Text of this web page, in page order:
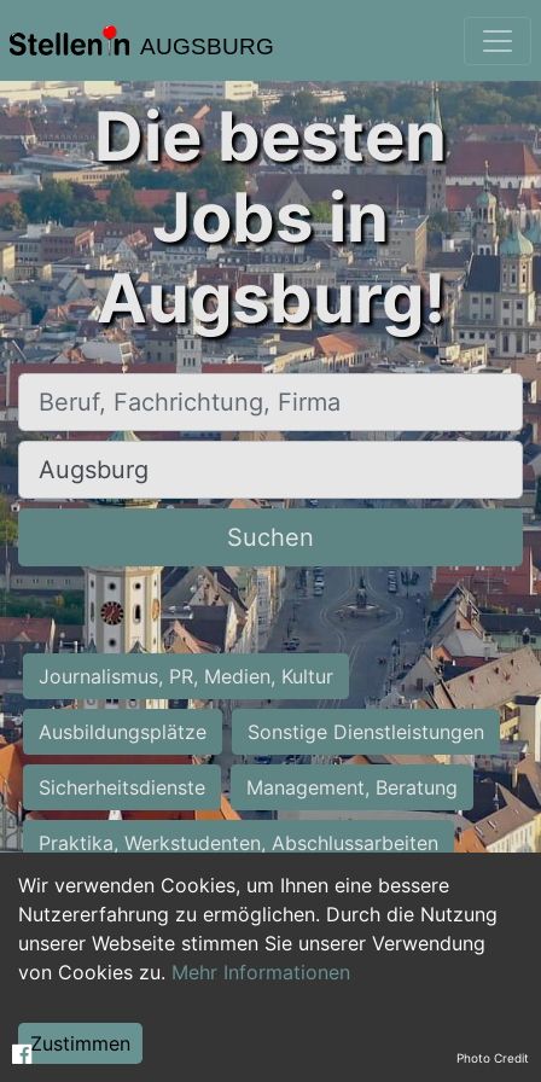
AUGSBURG
Wir verwenden Cookies, um Ihnen eine bessere
Nutzererfahrung zu ermöglichen. Durch die Nutzung
unserer Webseite stimmen Sie unserer Verwendung
von Cookies zu. Mehr Informationen
Zustimmen
Die besten
Jobs in
Augsburg!
Beruf, Fachrichtung, Firma
Ort, Stadt
Suchen
Journalismus, PR, Medien, Kultur
Ausbildungsplätze Sonstige Dienstleistungen
Sicherheitsdienste Management, Beratung
Praktika, Werkstudenten, Abschlussarbeiten
Personalwesen Assistenz, Sekretariat
Hilfskräfte, Aushilfs- und Nebenjobs
Weiterbildung, Studium, duale Ausbildung Photo Credit